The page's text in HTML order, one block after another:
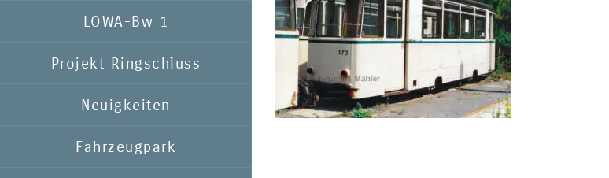
LOWA-Bw 1
Projekt Ringschluss
Neuigkeiten
Fahrzeugpark